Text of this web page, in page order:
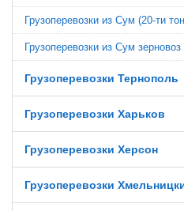
Грузоперевозки из Сум (20-ти
Грузоперевозки из Сум зерновоз
Грузоперевозки Тернополь
Грузоперевозки Харьков
Грузоперевозки Херсон
Грузоперевозки